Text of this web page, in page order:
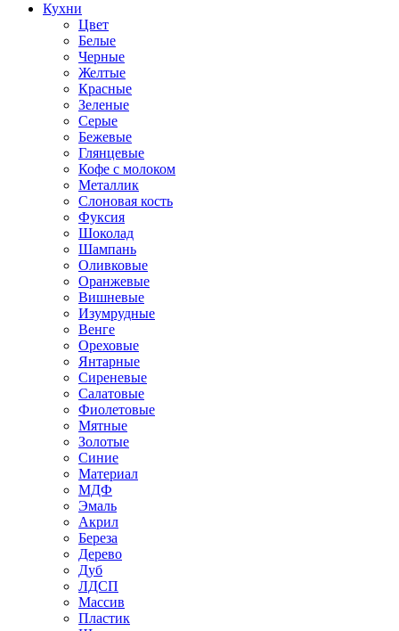
Кухни
Цвет
Белые
Черные
Желтые
Красные
Зеленые
Серые
Бежевые
Глянцевые
Кофе с молоком
Металлик
Слоновая кость
Фуксия
Шоколад
Шампань
Оливковые
Оранжевые
Вишневые
Изумрудные
Венге
Ореховые
Янтарные
Сиреневые
Салатовые
Фиолетовые
Мятные
Золотые
Синие
Материал
МДФ
Эмаль
Акрил
Береза
Дерево
Дуб
ЛДСП
Массив
Пластик